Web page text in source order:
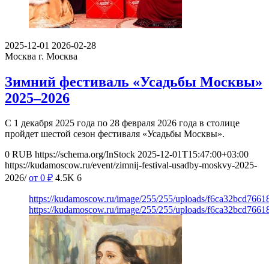
2025-12-01 2026-02-28
Москва г. Москва
Зимний фестиваль «Усадьбы Москвы»
2025–2026
С 1 декабря 2025 года по 28 февраля 2026 года в столице
пройдет шестой сезон фестиваля «Усадьбы Москвы».
0 RUB https://schema.org/InStock 2025-12-01T15:47:00+03:00
https://kudamoscow.ru/event/zimnij-festival-usadby-moskvy-2025-
2026/ от 0 ₽ 4.5K 6
https://kudamoscow.ru/image/255/255/uploads/
https://kudamoscow.ru/image/255/255/uploads/